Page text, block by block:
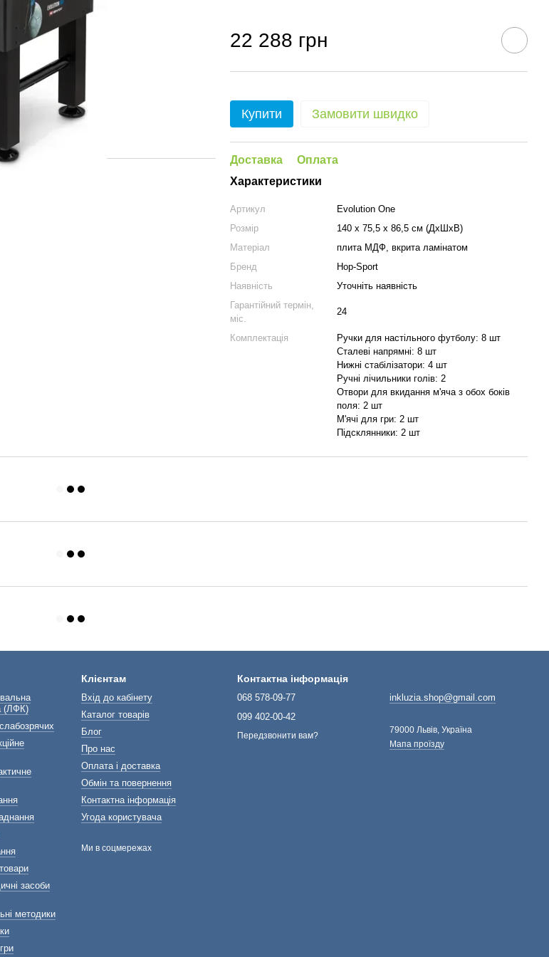
22 288 грн
Купити Замовити швидко
Доставка
Оплата
Характеристики
Артикул
Evolution One
Розмір
140 x 75,5 x 86,5 см (ДхШхВ)
Матеріал
плита МДФ, вкрита ламінатом
Бренд
Hop-Sport
Наявність
Уточніть наявність
Гарантійний термін,
міс.
24
Комплектація
Ручки для настільного футболу: 8 шт
Сталеві напрямні: 8 шт
Нижні стабілізатори: 4 шт
Ручні лічильники голів: 2
Отвори для вкидання м'яча з обох боків
поля: 2 шт
М'ячі для гри: 2 шт
Підсклянники: 2 шт
(ЛФК)
засоби
методики
Клієнтам
Вхід до кабінету
Каталог товарів
Блог
Про нас
Оплата і доставка
Обмін та повернення
Контактна інформація
Угода користувача
Ми в соцмережах
Контактна інформація
068 578-09-77
099 402-00-42
Передзвонити вам?
inkluzia.shop@gmail.com
79000 Львів, Україна
Мапа проїзду